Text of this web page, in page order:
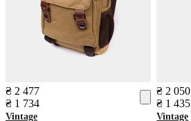
₴ 2 477
₴ 1 734
Vintage
₴ 2 050
₴ 1 435
Vintage